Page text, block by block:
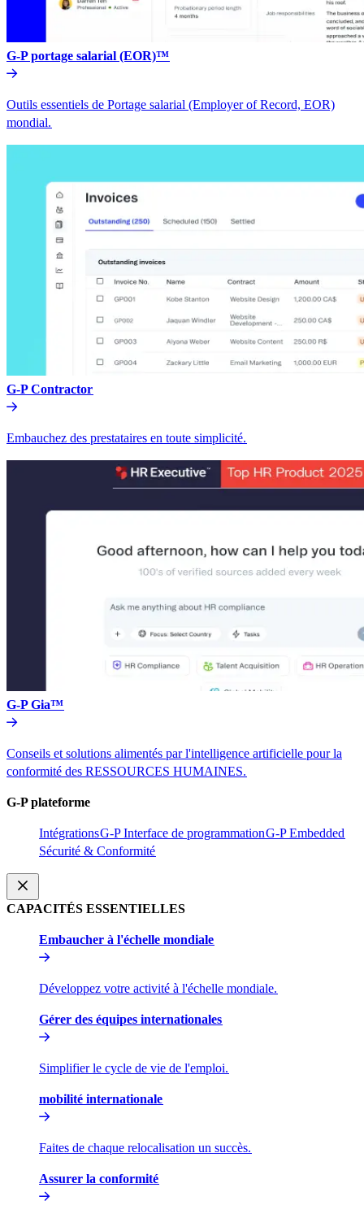
G-P portage salarial (EOR)™​​
Outils essentiels de Portage salarial (Employer of Record, EOR)
mondial.​​
G-P Contractor​​
Embauchez des prestataires en toute simplicité.​​
G-P Gia™​​
Conseils et solutions alimentés par l'intelligence artificielle pour la
conformité des RESSOURCES HUMAINES.​​
G-P plateforme​​
Intégrations​​G-P Interface de programmation​​G-P Embedded​​
Sécurité & Conformité​​
CAPACITÉS ESSENTIELLES​​
Embaucher à l'échelle mondiale​​
Développez votre activité à l'échelle mondiale.​​
Gérer des équipes internationales​​
Simplifier le cycle de vie de l'emploi.​​
mobilité internationale​​
Faites de chaque relocalisation un succès.​​
Assurer la conformité​​